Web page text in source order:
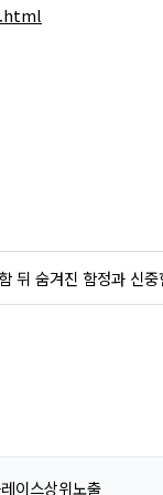
뒤 숨겨진 함정과 신
이스상위노출